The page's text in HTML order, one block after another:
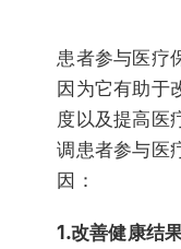
患者参与医疗
因为它有助于
度以及提高医
调患者参与医
因：
1.改善健康结